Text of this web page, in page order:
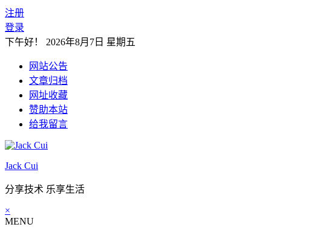
注册
登录
下午好！ 2026年8月7日 星期五
网站公告
文章归档
网址收藏
赞助本站
给我留言
Jack Cui
分享技术 乐享生活
×
MENU